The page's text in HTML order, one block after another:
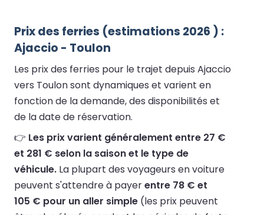
Prix des ferries (estimations 2026 ) :
Ajaccio - Toulon
Les prix des ferries pour le trajet depuis Ajaccio
vers Toulon sont dynamiques et varient en
fonction de la demande, des disponibilités et
de la date de réservation.
👉 Les prix varient généralement entre 27 €
et 281 € selon la saison et le type de
véhicule. La plupart des voyageurs en voiture
peuvent s'attendre à payerentre 78 € et
105 € pour un aller simple (les prix peuvent